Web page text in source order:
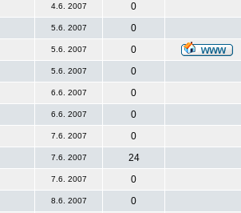
4.6. 2007
0
5.6. 2007
0
5.6. 2007
0
5.6. 2007
0
6.6. 2007
0
6.6. 2007
0
7.6. 2007
0
7.6. 2007
24
7.6. 2007
0
8.6. 2007
0